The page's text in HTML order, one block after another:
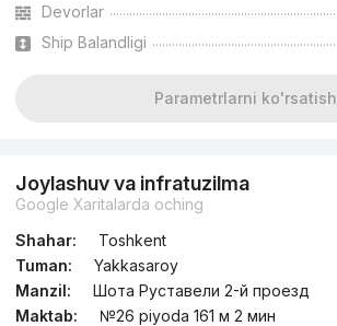
Devorlar
Ship Balandligi
Parametrlarni ko'rsatish
Joylashuv va infratuzilma
Google Xaritalarda oching
Shahar:
Toshkent
Tuman:
Yakkasaroy
Manzil:
Шота Руставели 2-й проезд
Maktab:
№26 piyoda 161 м 2 мин